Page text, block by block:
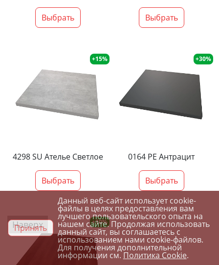
Выбрать Выбрать
+15%
4298 SU Ателье Светлое
Выбрать
+30%
0164 PE Антрацит
Выбрать
+10%
Наверх
Принять
Данный веб-сайт использует cookie-
файлы в целях предоставления вам
лучшего пользовательского опыта на
нашем сайте. Продолжая использовать
данный сайт, вы соглашаетесь с
использованием нами cookie-файлов.
Для получения дополнительной
информации см.Политика Cookie.